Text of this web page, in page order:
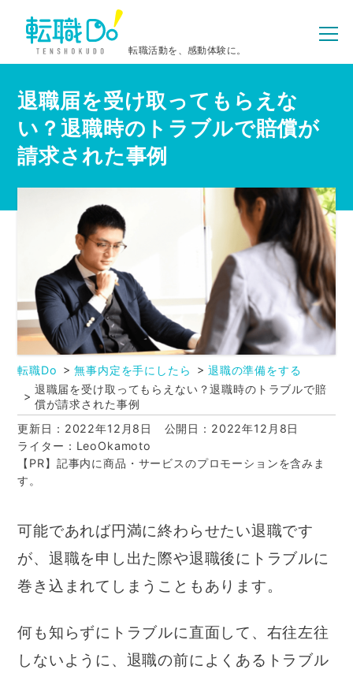
転職活動を、感動体験に。
退職届を受け取ってもらえな
い？退職時のトラブルで賠償が
請求された事例
転職Do 無事内定を手にしたら
退職の準備をする
退職届を受け取ってもらえない？退職時のトラブルで賠
償が請求された事例
更新日：2022年12月8日
公開日：2022年12月8日
ライター：LeoOkamoto
【PR】記事内に商品・サービスのプロモーションを含みま
す。
可能であれば円満に終わらせたい退職です
が、退職を申し出た際や退職後にトラブルに
巻き込まれてしまうこともあります。
何も知らずにトラブルに直面して、右往左往
しないように、退職の前によくあるトラブル